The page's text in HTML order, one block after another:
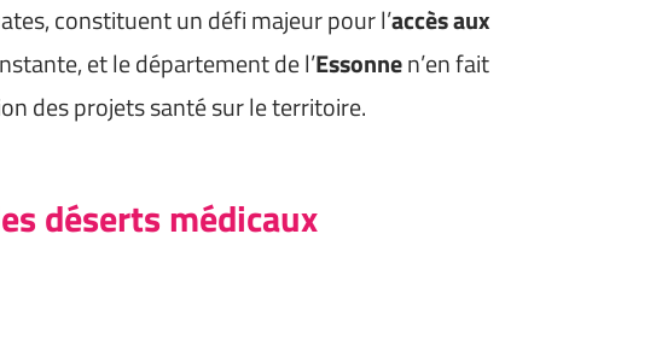
constituent un défi majeur pour l’accès aux
et le département de l’Essonnen’en fait
des projets santé sur le territoire.
déserts médicaux